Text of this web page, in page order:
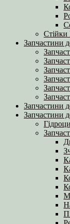
Стійки
Запчастини
Запчастини
Запчастини